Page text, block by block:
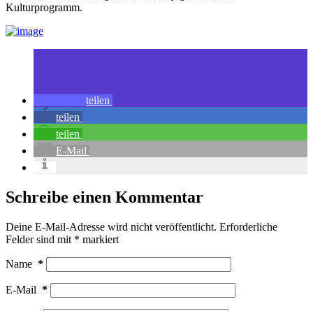
Kulturprogramm.
teilen
teilen
teilen
E-Mail
Schreibe einen Kommentar
Deine E-Mail-Adresse wird nicht veröffentlicht. Erforderliche
Felder sind mit * markiert
Name *
E-Mail *